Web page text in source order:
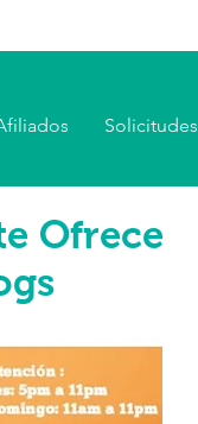
Solicitudes
Ofrece